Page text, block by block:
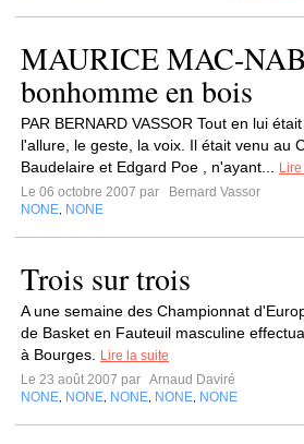
MAURICE MAC-
bonhomme en bois
PAR BERNARD VASSOR Tout en lui
l'allure, le geste, la voix. Il était venu au
Baudelaire et Edgard Poe , n'ayant...
Le 06 octobre 2007 par
Bernard Vassor
NONE NONE
Trois sur trois
A une semaine des Championnat
de Basket en Fauteuil masculine
à Bourges.
Lire la suite
Le 23 août 2007 par Arnaud Daviré
NONE NONE NONE NONE NONE